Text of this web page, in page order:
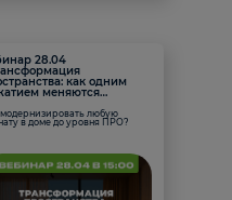
28.04
как одним
меняются
любую
в доме до уровня ПРО?